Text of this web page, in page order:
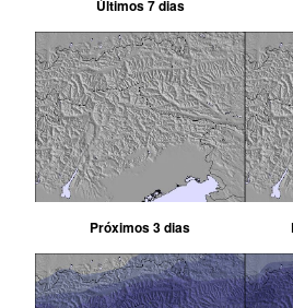
Últimos 7 dias
Próximos 3 dias